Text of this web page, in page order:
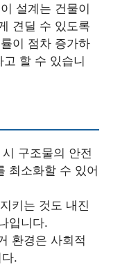
설계는 건물이
견딜 수 있도록
이 점차 증가하
할 수 있습니
구조물의 안전
최소화할 수 있어
키는 것도 내진
입니다.
환경은 사회적
.